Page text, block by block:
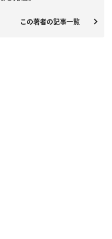
この著者の記事一覧